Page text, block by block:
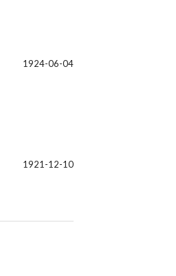
1924-06-04
1921-12-10